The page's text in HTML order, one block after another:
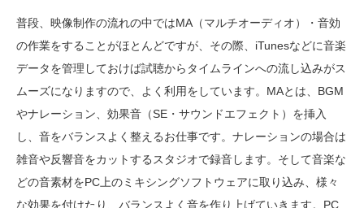
普段、映像制作の流れの中ではMA（マルチオーディオ）・音効
の作業をすることがほとんどですが、その際、iTunesなどに音楽
データを管理しておけば試聴からタイムラインへの流し込みがス
ムーズになりますので、よく利用をしています。MAとは、BGM
やナレーション、効果音（SE・サウンドエフェクト）を挿入
し、音をバランスよく整えるお仕事です。ナレーションの場合は
雑音や反響音をカットするスタジオで録音します。そして音楽な
どの音素材をPC上のミキシングソフトウェアに取り込み、様々
な効果を付けたり、バランスよく音を作り上げていきます。PC